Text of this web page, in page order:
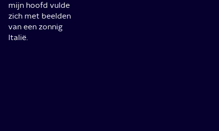
mijn hoofd vulde
zich met beelden
van een zonnig
Italië.